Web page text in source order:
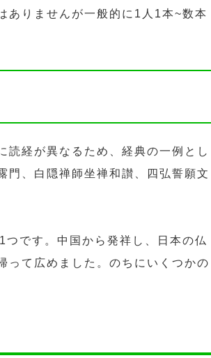
ありませんが一般的に1人1本~数本
読経が異なるため、経典の一例とし
門、白隠禅師坐禅和讃、四弘誓願文
です。中国から発祥し、日本の仏
って広めました。のちにいくつかの